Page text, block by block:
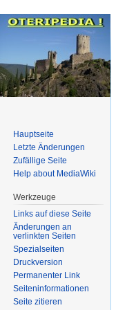
Hauptseite
Letzte Änderungen
Zufällige Seite
Help about MediaWiki
Werkzeuge
Links auf diese Seite
Änderungen an
verlinkten Seiten
Spezialseiten
Druckversion
Permanenter Link
Seiten­informationen
Seite zitieren